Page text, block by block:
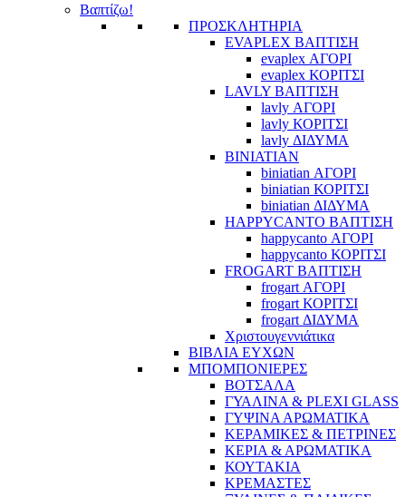
Βαπτίζω!
ΠΡΟΣΚΛΗΤΗΡΙΑ
EVAPLEX ΒΑΠΤΙΣΗ
evaplex ΑΓΟΡΙ
evaplex ΚΟΡΙΤΣΙ
LAVLY ΒΑΠΤΙΣΗ
lavly ΑΓΟΡΙ
lavly ΚΟΡΙΤΣΙ
lavly ΔΙΔΥΜΑ
BINIATIAN
biniatian ΑΓΟΡΙ
biniatian ΚΟΡΙΤΣΙ
biniatian ΔΙΔΥΜΑ
HAPPYCANTO ΒΑΠΤΙΣΗ
happycanto ΑΓΟΡΙ
happycanto ΚΟΡΙΤΣΙ
FROGART ΒΑΠΤΙΣΗ
frogart ΑΓΟΡΙ
frogart ΚΟΡΙΤΣΙ
frogart ΔΙΔΥΜΑ
Χριστουγεννιάτικα
ΒΙΒΛΙΑ ΕΥΧΩΝ
ΜΠΟΜΠΟΝΙΕΡΕΣ
ΒΟΤΣΑΛΑ
ΓΥΑΛΙΝΑ & PLEXI GLASS
ΓΥΨΙΝΑ ΑΡΩΜΑΤΙΚΑ
ΚΕΡΑΜΙΚΕΣ & ΠΕΤΡΙΝΕΣ
ΚΕΡΙΑ & ΑΡΩΜΑΤΙΚΑ
ΚΟΥΤΑΚΙΑ
ΚΡΕΜΑΣΤΕΣ